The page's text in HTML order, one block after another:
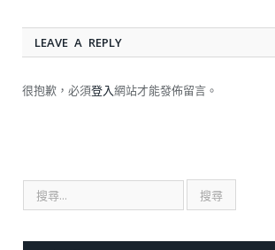
LEAVE A REPLY
很抱歉，必須登入網站才能發佈留言。